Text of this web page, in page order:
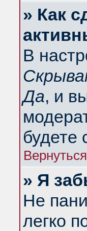
» Как
В
Да, и
будете
» Я
Не
легко